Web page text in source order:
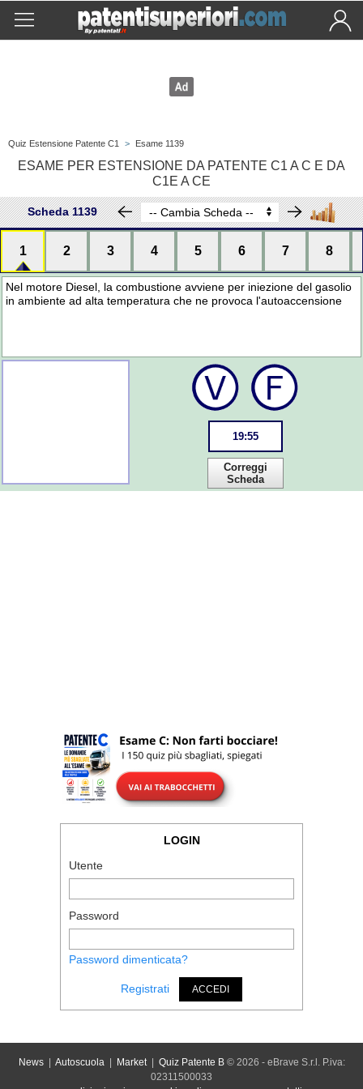
Quiz Estensione Patente C1 > Esame 1139
ESAME PER ESTENSIONE DA PATENTE C1 A C E DA
C1E A CE
Scheda 1139
1 2 3 4 5 6 7 8
Nel motore Diesel, la combustione avviene per iniezione del gasolio
in ambiente ad alta temperatura che ne provoca l'autoaccensione
19:55
Correggi
Scheda
LOGIN
Utente
Password
Password dimenticata?
Registrati ACCEDI
News| Autoscuola| Market| Quiz Patente B© 2026 - eBrave S.r.l. P.iva:
02311500033